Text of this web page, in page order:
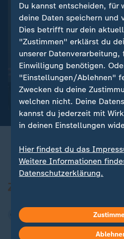
Alice Weidel:
"Unwürdiges Schauspiel"
Video
Du kannst entscheiden, für
deine Daten speichern und
Dies betrifft nur dein
"Zustimmen" erklärst du
unserer Datenverarbeitung,
Einwilligung benötigen.
"Einstellungen/Ablehnen"
Zwecken du deine
welchen nicht. Deine
kannst du jederzeit mit
in deinen Einstellungen
Hier findest du das
Weitere Informationen
Datenschutzerklärung.